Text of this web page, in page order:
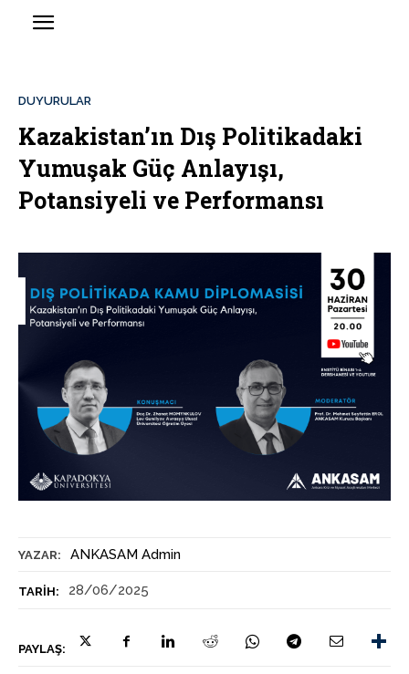
YAZAR: ANKASAM Admin
TARIH: 28/06/2025
PAYLAŞ:
DUYURULAR
Kazakistan’ın Dış Politikadaki
Yumuşak Güç Anlayışı,
Potansiyeli ve Performansı